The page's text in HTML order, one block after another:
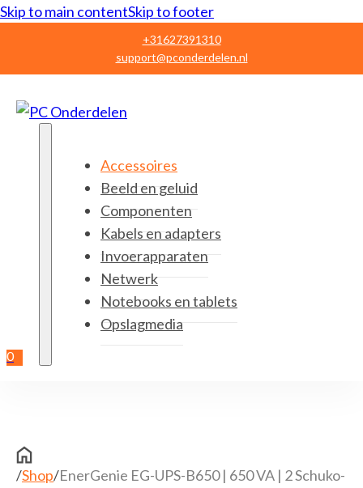
Skip to main contentSkip to footer
+31627391310
support@pconderdelen.nl
0
Accessoires
Beeld en geluid
Componenten
Kabels en adapters
Invoerapparaten
Netwerk
Notebooks en tablets
Opslagmedia
/Shop/EnerGenie EG-UPS-B650 | 650 VA | 2 Schuko-